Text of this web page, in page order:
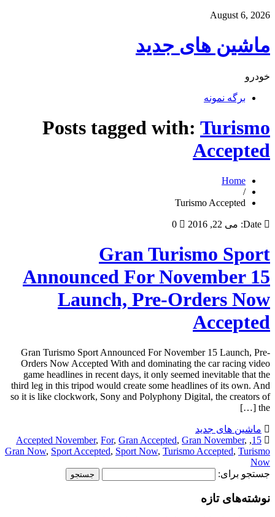
August 6, 2026
ماشین های جدید
خودرو
برگه نمونه
Posts tagged with: Turismo
Accepted
Home
/
Turismo Accepted
Date: می 22, 2016 0
Gran Turismo Sport
Announced For November 15
Launch, Pre-Orders Now
Accepted
Gran Turismo Sport Announced For November 15 Launch, Pre-
Orders Now Accepted With and dominating the car racing video
game headlines in recent days, it only seemed inevitable that the
third leg in this tripod would create some headlines of its own. And
so it is like clockwork, Sony and Polyphony Digital, the creators of
the […]
ماشین های جدید
15
,
Accepted November, For, Gran Accepted, Gran November,
Gran Now, Sport Accepted, Sport Now, Turismo Accepted, Turismo
Now
جستجو برای:
نوشته‌های تازه